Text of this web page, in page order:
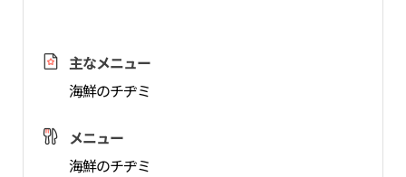
主なメニュー
海鮮のチヂミ
メニュー
海鮮のチヂミ